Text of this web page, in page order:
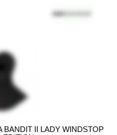
BANDIT II LADY WINDSTOP